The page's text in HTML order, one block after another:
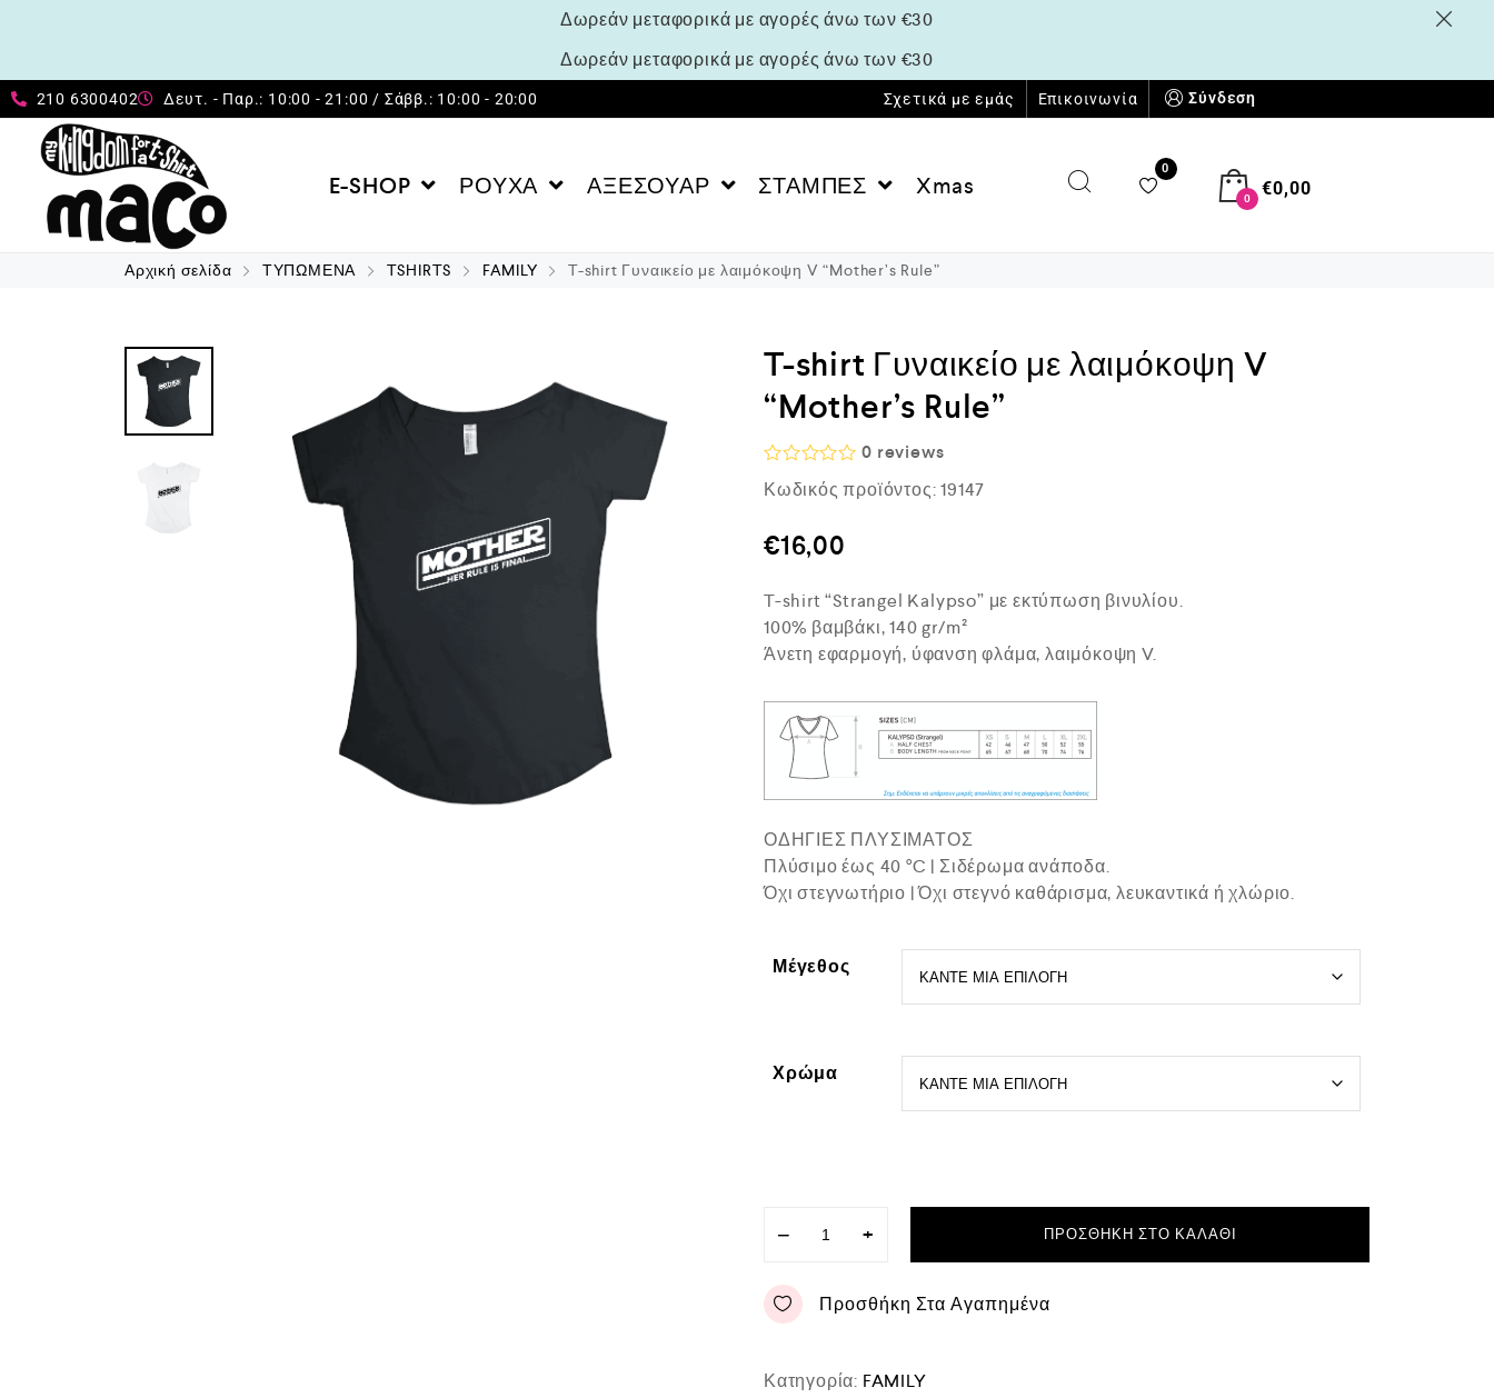
Δωρεάν μεταφορικά με αγορές άνω των €30
Δωρεάν μεταφορικά με αγορές άνω των €30
210 6300402 Δευτ. - Παρ.: 10:00 - 21:00 / Σάββ.: 10:00 - 20:00 Σχετικά με εμάς Επικοινωνία Σύνδεση
E-SHOP ΡΟΥΧΑ ΑΞΕΣΟΥΑΡ ΣΤΑΜΠΕΣ Xmas
0
0 €0,00
Αρχική σελίδα ΤΥΠΩΜΕΝΑ TSHIRTS FAMILY T-shirt Γυναικείο με λαιμόκοψη V “Mother’s Rule”
T-shirt Γυναικείο με λαιμόκοψη V
“Mother’s Rule”
Β
α
μ
ο
γ
ή
θ
η
0 reviews
Κωδικός προϊόντος: 19147
€16,00
T-shirt “Strangel Kalypso” με εκτύπωση βινυλίου.
100% βαμβάκι, 140 gr/m²
Άνετη εφαρμογή, ύφανση φλάμα, λαιμόκοψη V.
ΟΔΗΓΙΕΣ ΠΛΥΣΙΜΑΤΟΣ
Πλύσιμο έως 40 °C | Σιδέρωμα ανάποδα.
Όχι στεγνωτήριο | Όχι στεγνό καθάρισμα, λευκαντικά ή χλώριο.
Μέγεθος
Χρώμα
− + ΠΡΟΣΘΉΚΗ ΣΤΟ ΚΑΛΆΘΙ
Προσθήκη Στα Αγαπημένα
Κατηγορία: FAMILY